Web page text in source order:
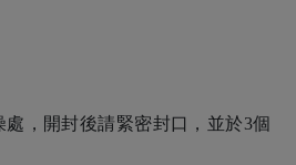
，開封後請緊密封口，並於3個